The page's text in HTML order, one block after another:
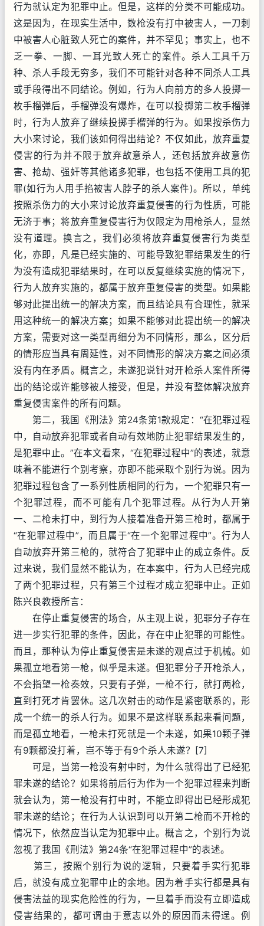
行为就认定为犯罪中止。但是，这样的分类不可能成功。
这是因为，在现实生活中，数枪没有打中被害人，一刀刺
中被害人心脏致人死亡的案件，并不罕见；事实上，也不
乏一拳、一脚、一耳光致人死亡的案件。杀人工具千万
种、杀人手段无穷多，我们不可能针对各种不同杀人工具
或手段得出不同结论。例如，行为人向前方的多人投掷一
枚手榴弹后，手榴弹没有爆炸，在可以投掷第二枚手榴弹
时，行为人放弃了继续投掷手榴弹的行为。如果按杀伤力
大小来讨论，我们该如何得出结论？不仅如此，放弃重复
侵害的行为并不限于放弃故意杀人，还包括放弃故意伤
害、抢劫、强奸等其他诸多犯罪，也包括不使用工具的犯
罪(如行为人用手掐被害人脖子的杀人案件)。所以，单纯
按照杀伤力的大小来讨论放弃重复侵害的行为性质，可能
无济于事；将放弃重复侵害行为仅限定为用枪杀人，显然
没有道理。换言之，我们必须将放弃重复侵害行为类型
化，亦即，凡是已经实施的、可能导致犯罪结果发生的行
为没有造成犯罪结果时，在可以反复继续实施的情况下，
行为人放弃实施的，都属于放弃重复侵害的类型。如果能
够对此提出统一的解决方案，而且结论具有合理性，就采
用这种统一的解决方案；如果不能够对此提出统一的解决
方案，需要对这一类型再细分为不同情形，那么，区分后
的情形应当具有周延性，对不同情形的解决方案之间必须
没有内在矛盾。概言之，未遂犯说针对开枪杀人案件所得
出的结论或许能够被人接受，但是，并没有整体解决放弃
重复侵害案件的所有问题。
第二，我国《刑法》第24条第1款规定：“在犯罪过程
中，自动放弃犯罪或者自动有效地防止犯罪结果发生的，
是犯罪中止。”在本文看来，“在犯罪过程中”的表述，就意
味着不能进行个别考察，亦即不能采取个别行为说。因为
犯罪过程包含了一系列性质相同的行为，一个犯罪只有一
个犯罪过程，而不可能有几个犯罪过程。从行为人开第
一、二枪未打中，到行为人接着准备开第三枪时，都属于
“在犯罪过程中”，而且属于“在一个犯罪过程中”。行为人
自动放弃开第三枪的，就符合了犯罪中止的成立条件。反
过来说，我们显然不能认为，在本案中，行为人已经完成
了两个犯罪过程，只有第三个过程才成立犯罪中止。正如
陈兴良教授所言：
在停止重复侵害的场合，从主观上说，犯罪分子存在
进一步实行犯罪的条件，因此，存在中止犯罪的可能性。
而且，那种认为停止重复侵害是未遂的观点过于机械。如
果孤立地看第一枪，似乎是未遂。但犯罪分子开枪杀人，
不会指望一枪奏效，只要有子弹，一枪不行，就打两枪，
直到打死才肯罢休。这几次射击的动作是紧密联系的，形
成一个统一的杀人行为。如果不是这样联系起来看问题，
而是孤立地看，一枪未打死就是一个未遂，如果10颗子弹
有9颗都没打着，岂不等于有9个杀人未遂？[7]
可是，当第一枪没有射中时，为什么就得出了已经犯
罪未遂的结论？如果将前后行为作为一个犯罪过程来判断
就会认为，第一枪没有打中时，不能立即得出已经形成犯
罪未遂的结论；在行为人认识到可以开第二枪而不开枪的
情况下，依然应当认定为犯罪中止。概言之，个别行为说
忽视了我国《刑法》第24条“在犯罪过程中”的表述。
第三，按照个别行为说的逻辑，只要着手实行犯罪
后，就没有成立犯罪中止的余地。因为着手实行都是具有
侵害法益的现实危险性的行为，一旦着手而没有立即造成
侵害结果的，都可谓由于意志以外的原因而未得逞。例